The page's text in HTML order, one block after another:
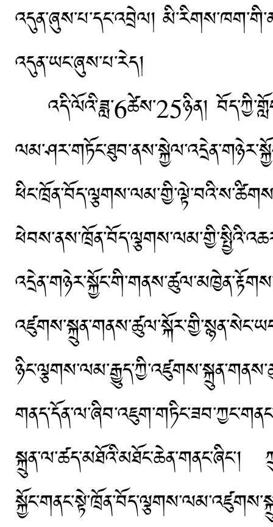
འདུན་ཞུས་པ་དང་འབྲེལ།
འདུན་ཡང་ཞུས་པ་རེད།
འདི་ལོའི་ཟླ་6ཚེས་25ཉིན།
སྐྲུན་ལ་ཚད་མཐོའི་མཐོང་ཆེན་གནང་ཞིང་།